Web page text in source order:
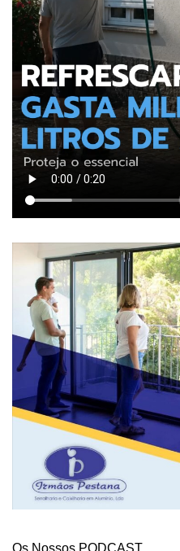
Os Nossos PODCAST